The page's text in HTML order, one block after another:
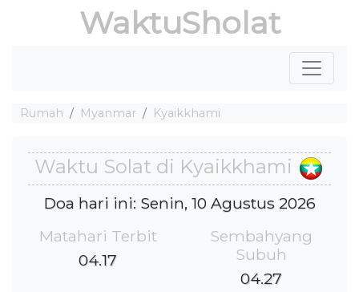
WaktuSholat
Rumah Myanmar Kyaikkhami
Waktu Solat di Kyaikkhami
Doa hari ini: Senin, 10 Agustus 2026
Matahari Terbit
04.17
Sembahyang
Subuh
04.27